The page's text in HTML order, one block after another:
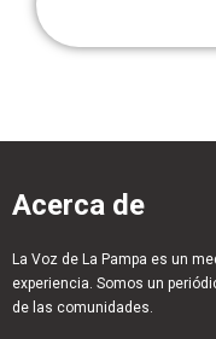
Acerca de
La Voz de La Pampa es un
experiencia. Somos un
de las comunidades.